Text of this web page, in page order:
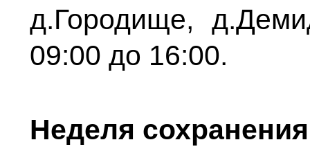
д.Городище,
09:00 до 16:00.
Неделя